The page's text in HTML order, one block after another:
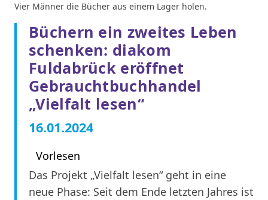
Vier Männer die Bücher aus einem Lager holen.
Büchern ein zweites Leben
schenken: diakom
Fuldabrück eröffnet
Gebrauchtbuchhandel
„Vielfalt lesen“
16.01.2024
Vorlesen
Das Projekt „Vielfalt lesen“ geht in eine
neue Phase: Seit dem Ende letzten Jahres ist